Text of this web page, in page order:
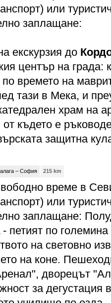
или
заплащане:
екскурзия до
център на
времето на
тази в Мека, и
храм на
където е
защитна
– София 215 km
време в
или
заплащане:
- петият по
на световно
на коне.
дворецът
за